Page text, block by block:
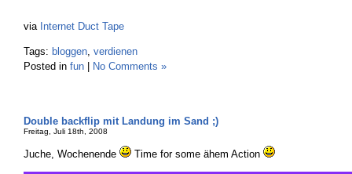
via Internet Duct Tape
Tags: bloggen, verdienen
Posted in fun No Comments »
Double backflip mit Landung im Sand ;)
Freitag, Juli 18th, 2008
Juche, Wochenende Time for some ähem Action